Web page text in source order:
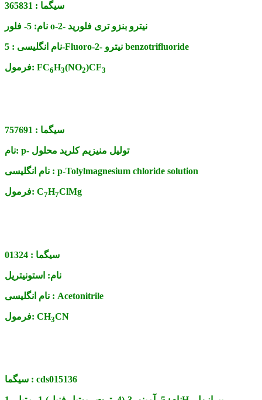
سیگما : 365831
نام: 5- فلور o-2- نیترو بنزو تری فلورید
نام انگلیسی : 5-Fluoro-2- نیترو benzotrifluoride
فرمول: FC6H3(NO2)CF3
سیگما : 757691
نام: p- تولیل منیزیم کلرید محلول
نام انگلیسی : p-Tolylmagnesium chloride solution
فرمول: C7H7ClMg
سیگما : 01324
نام: استونیتریل
نام انگلیسی : Acetonitrile
فرمول: CH3CN
سیگما : cds015136